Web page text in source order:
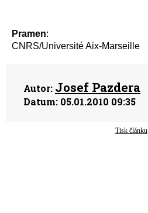
Pramen:
CNRS/Université Aix-Marseille
Autor: Josef Pazdera
Datum: 05.01.2010 09:35
Tisk článku